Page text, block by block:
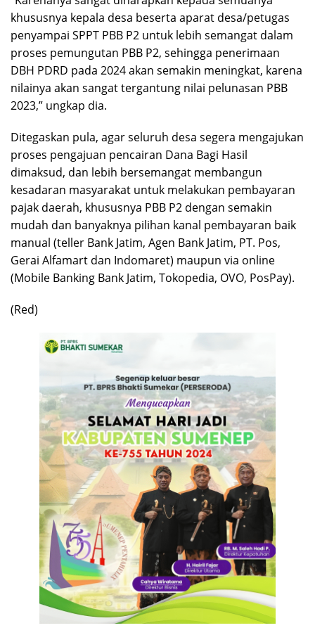
khususnya kepala desa beserta aparat desa/petugas
penyampai SPPT PBB P2 untuk lebih semangat dalam
proses pemungutan PBB P2, sehingga penerimaan
DBH PDRD pada 2024 akan semakin meningkat, karena
nilainya akan sangat tergantung nilai pelunasan PBB
2023,” ungkap dia.
Ditegaskan pula, agar seluruh desa segera mengajukan
proses pengajuan pencairan Dana Bagi Hasil
dimaksud, dan lebih bersemangat membangun
kesadaran masyarakat untuk melakukan pembayaran
pajak daerah, khususnya PBB P2 dengan semakin
mudah dan banyaknya pilihan kanal pembayaran baik
manual (teller Bank Jatim, Agen Bank Jatim, PT. Pos,
Gerai Alfamart dan Indomaret) maupun via online
(Mobile Banking Bank Jatim, Tokopedia, OVO, PosPay).
(Red)